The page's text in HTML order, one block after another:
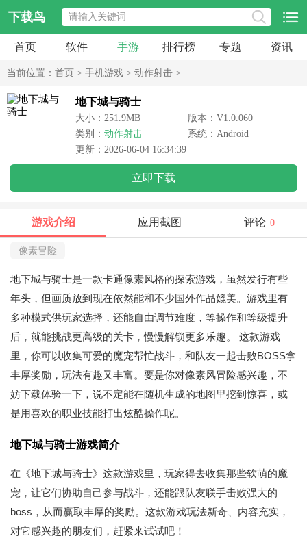
下载鸟
首页 软件 手游 排行榜 专题 资讯
当前位置： 首页 > 手机游戏 > 动作射击 >
地下城与骑士
大小：251.9MB
版本：V1.0.060
类别： 动作射击
系统：Android
更新：2026-06-04 16:34:39
立即下载
游戏介绍 应用截图 评论 0
像素冒险
地下城与骑士是一款卡通像素风格的探索游戏，虽然发行有些
年头，但画质放到现在依然能和不少国外作品媲美。游戏里有
多种模式供玩家选择，还能自由调节难度，等操作和等级提升
后，就能挑战更高级的关卡，慢慢解锁更多乐趣。 这款游戏
里，你可以收集可爱的魔宠帮忙战斗，和队友一起击败BOSS拿
丰厚奖励，玩法有趣又丰富。要是你对像素风冒险感兴趣，不
妨下载体验一下，说不定能在随机生成的地图里挖到惊喜，或
是用喜欢的职业技能打出炫酷操作呢。
地下城与骑士游戏简介
在《地下城与骑士》这款游戏里，玩家得去收集那些软萌的魔
宠，让它们协助自己参与战斗，还能跟队友联手击败强大的
boss，从而赢取丰厚的奖励。这款游戏玩法新奇、内容充实，
对它感兴趣的朋友们，赶紧来试试吧！